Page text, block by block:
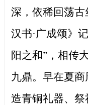
深，依稀回荡
汉书·广成颂》
阳之和”，相传
九鼎。早在夏
造青铜礼器、